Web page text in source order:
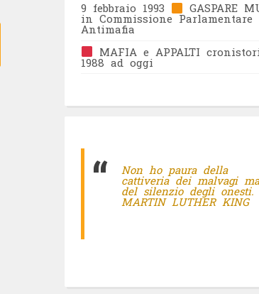
Articolo
9 febbraio 1993
GASPARE
in Commissione Parlamentare
Antimafia
MAFIA e APPALTI
1988 ad oggi
Non ho paura della
cattiveria dei malvagi ma
del silenzio degli onesti.
MARTIN LUTHER KING